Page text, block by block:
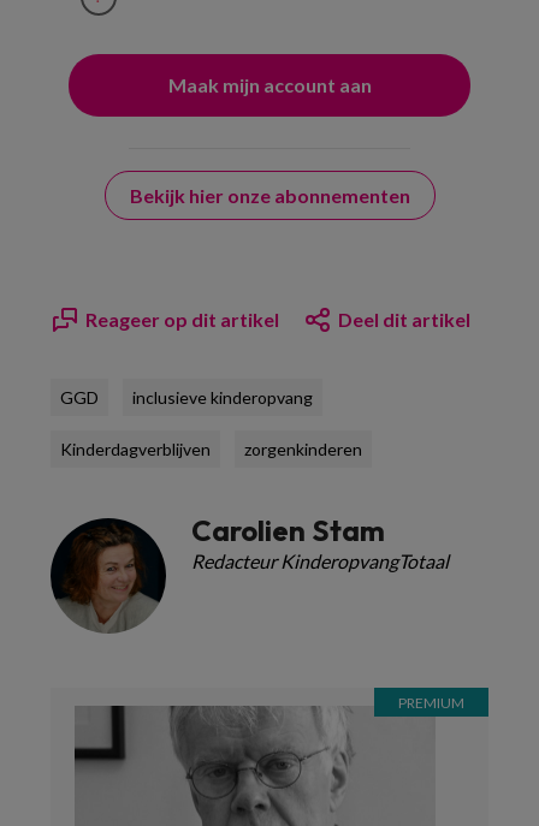
Bekijk hier onze abonnementen
Reageer op dit artikel Deel dit artikel
GGD inclusieve kinderopvang
Kinderdagverblijven zorgenkinderen
Carolien Stam
Redacteur KinderopvangTotaal